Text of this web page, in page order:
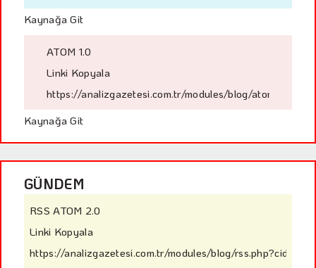
Kaynağa Git
ATOM 1.0
Linki Kopyala
https://analizgazetesi.com.tr/modules/blog/
Kaynağa Git
GÜNDEM
RSS ATOM 2.0
Linki Kopyala
https://analizgazetesi.com.tr/modules/blog/rss.php?cid=3